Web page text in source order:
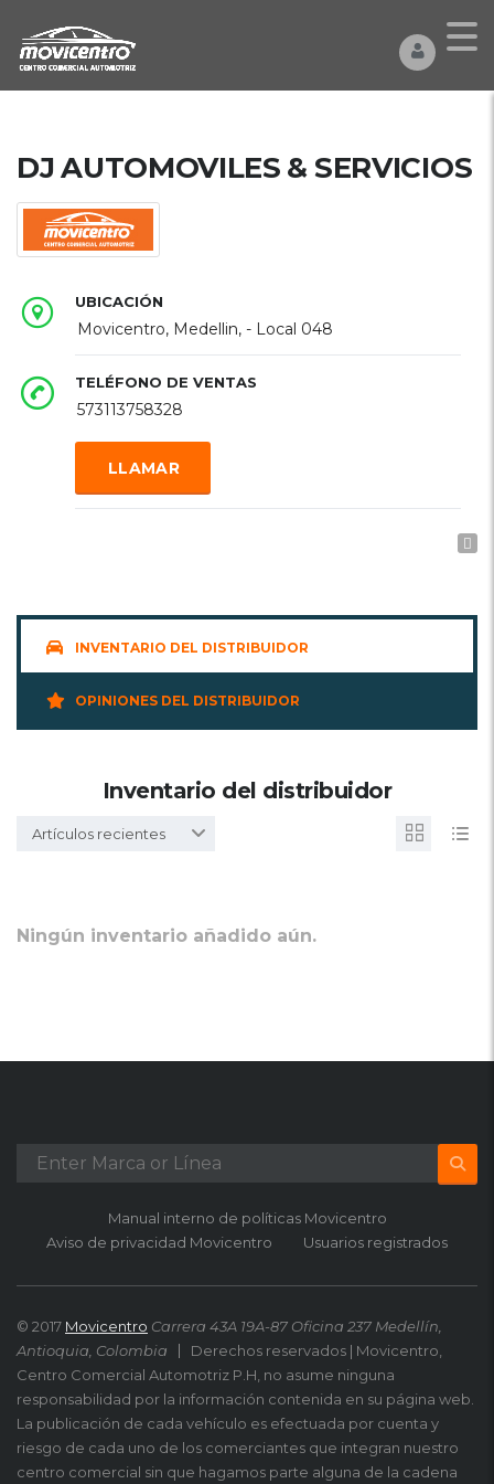
DJ AUTOMOVILES & SERVICIOS
UBICACIÓN
Movicentro, Medellin, - Local 048
TELÉFONO DE VENTAS
573113758328
LLAMAR
INVENTARIO DEL DISTRIBUIDOR
OPINIONES DEL DISTRIBUIDOR
Inventario del distribuidor
Artículos recientes
Ningún inventario añadido aún.
Manual interno de políticas Movicentro
Aviso de privacidad Movicentro
Usuarios registrados
© 2017 Movicentro Carrera 43A 19A-87 Oficina 237 Medellín,
Antioquia, Colombia
Derechos reservados | Movicentro,
Centro Comercial Automotriz P.H, no asume ninguna
responsabilidad por la información contenida en su página web.
La publicación de cada vehículo es efectuada por cuenta y
riesgo de cada uno de los comerciantes que integran nuestro
centro comercial sin que hagamos parte alguna de la cadena